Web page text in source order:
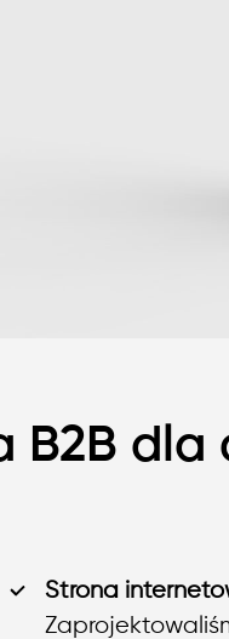
B2B dla
Strona